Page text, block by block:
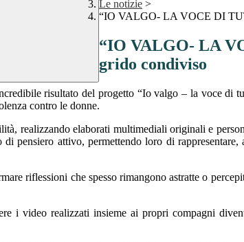
Le notizie >
“IO VALGO- LA VOCE DI
“IO VALGO- LA
grido condiviso
risultato del progetto “Io valgo – la voce di
contro le donne.
realizzando elaborati multimediali originali e
pensiero attivo, permettendo loro di
riflessioni che spesso rimangono astratte o
i video realizzati insieme ai propri compagni